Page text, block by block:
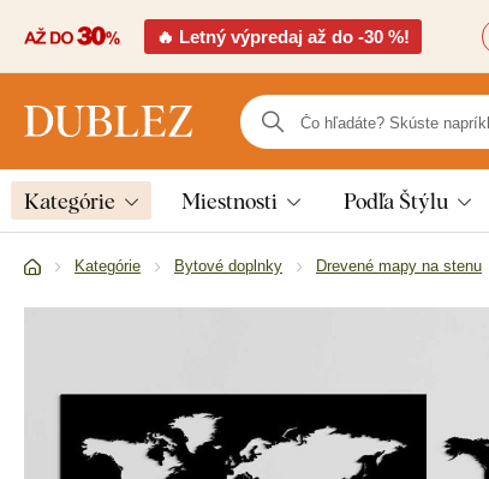
🔥 Letný výpredaj až do -30 %!
Kategórie Miestnosti Podľa Štýlu
Kategórie Bytové doplnky Drevené mapy na stenu